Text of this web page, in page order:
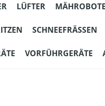
LÜFTER
SCHNEEFRÄSSEN
VORFÜHRGERÄTE